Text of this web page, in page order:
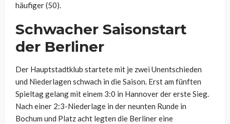
häufiger (50).
Schwacher Saisonstart
der Berliner
Der Hauptstadtklub startete mit je zwei Unentschieden
und Niederlagen schwach in die Saison. Erst am fünften
Spieltag gelang mit einem 3:0 in Hannover der erste Sieg.
Nach einer 2:3-Niederlage in der neunten Runde in
Bochum und Platz acht legten die Berliner eine